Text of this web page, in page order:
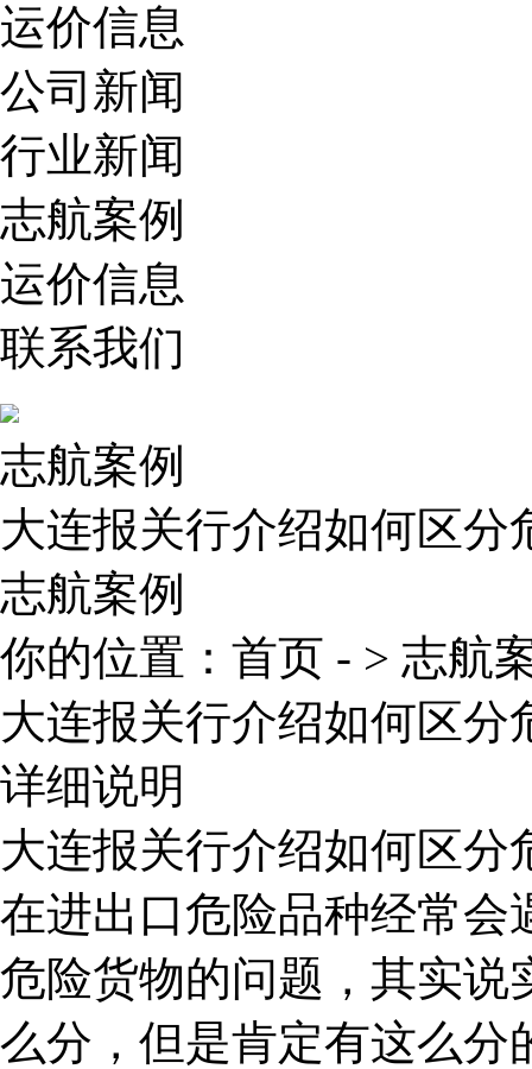
运价信息
公司新闻
行业新闻
志航案例
运价信息
联系我们
志航案例
大连报关行介绍如何区分
志航案例
你的位置： 首页 - > 志航
大连报关行介绍如何区分
详细说明
大连报关行介绍如何区分
在进出口危险品种经常会
危险货物的问题，其实说
么分，但是肯定有这么分